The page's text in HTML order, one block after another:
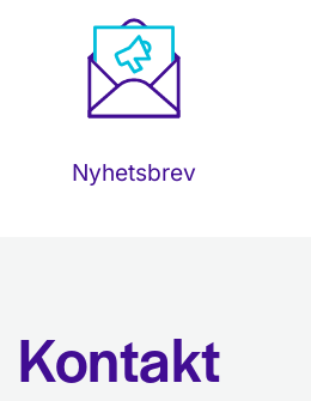
Nyhetsbrev
Kontakt